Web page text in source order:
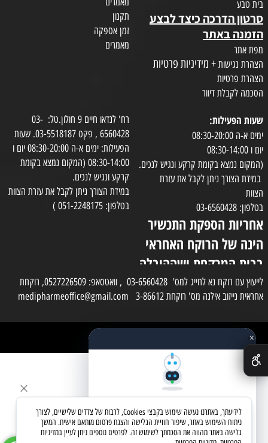
בית טבע
סרטון הדרכה כיצד לבצע
הזמנה באתר
מפת אתר
הצהרת נגישות + מידיניות פרטיות
הצהרת פרטיות
הסכמה לקבלת דיוור
תקנון
זמן אספקה
מאמרים
שעות הפעילות:
ימים א-ה 08:30-20:00
יום ו 08:30-14:00
(המקום נמצא בקומת קרקע ונגיש לנכים.
במידת הצורך ניתן לקבל את עזרת
הצוות
בטלפון: 03-6560428
אחריות הספקת התכשיר
הינה של הרוקח האחראי
בבית המרקחת ושההובלה
בפועל תעשה בעזרת
השליח
רח' לנדאו חיים 9 חולון.טל: 03-
6560428 , פקס 03-5518187. שעות
הפעילות: ימים א-ה 08:30-20:00 יום ו
08:30-14:00 (המקום נמצא בקומת
קרקע ונגיש לנכים.
במידת הצורך ניתן לקבל את עזרת הצוות
בטלפון: 051-2248175 )
לייעוץ עם רוקח נא לחייג למס' 03-6560428 , וואטסאפ: 0527226509, רוקחת
אחראית נייזוב אילנה מס' רוקחת 3-86612 medipharmeoffice@gmail.com
✕×
שאלו את העוזר החכם
מחפשים מוצר? אני כאן כדי לעזור
לידיעתך, באתרנו נעשה שימוש בקבצי Cookies, לרבות של צדדים שלישיים, לצורך
ניתוח השימוש באתר, שיפור חוויית הגלישה והצגת פרסום מותאם אישית. המשך
גלישה באתר מהווה את הסכמתך לשימוש זה. לפרטים נוספים ניתן לעיין במדיניות